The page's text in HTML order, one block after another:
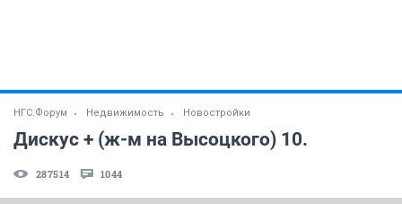
НГС.Форум Недвижимость Новостройки
Дискус + (ж-м на Высоцкого) 10.
287514 1044